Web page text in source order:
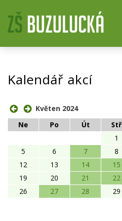
Kalendář akcí
Květen 2024
Ne
Po Út Stř
1
5
6 7 8
12
13 14 15
19
20 21 22
26
27 28 29